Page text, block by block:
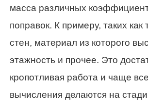
масса различных
поправок. К примеру, таких
стен, материал из которого
этажность и прочее. Это
кропотливая работа и чаще
вычисления делаются на